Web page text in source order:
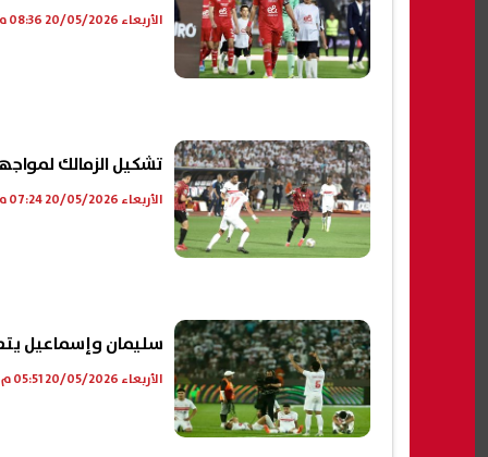
الأربعاء 20/05/2026 08:36 م
تشكيل الزمالك
الأربعاء 20/05/2026 07:24 م
سليمان وإسماعيل
الأربعاء 20/05/2026 05:51 م